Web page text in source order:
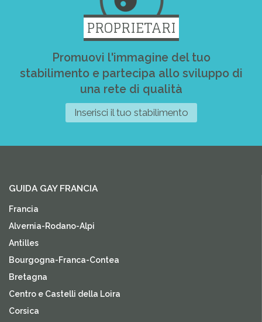
PROPRIETARI
Promuovi l'immagine del tuo
stabilimento e partecipa allo sviluppo di
una rete di qualità
Inserisci il tuo stabilimento
GUIDA GAY FRANCIA
Francia
Alvernia-Rodano-Alpi
Antilles
Bourgogna-Franca-Contea
Bretagna
Centro e Castelli della Loira
Corsica